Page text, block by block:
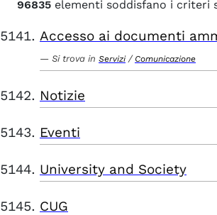
96835 elementi soddisfano i criteri
Accesso ai documenti
Si trova in Servizi / Comunicazione
Notizie
Eventi
University and Society
CUG